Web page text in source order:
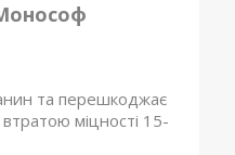
та перешкоджає
втратою міцності 15-